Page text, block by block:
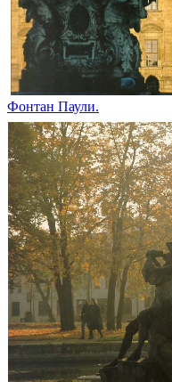
Фонтан Паули.